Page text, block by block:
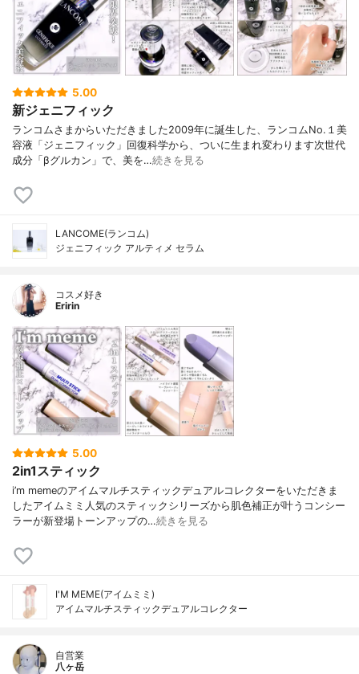
5.00
新ジェニフィック
ランコムさまからいただきました2009年に誕生した、ランコムNo.１美
容液「ジェニフィック」回復科学から、ついに生まれ変わります次世代
成分「βグルカン」で、美を…続きを見る
LANCOME(ランコム)
ジェニフィック アルティメ セラム
コスメ好き
Eririn
5.00
2in1スティック
i’m memeのアイムマルチスティックデュアルコレクターをいただきま
したアイムミミ人気のスティックシリーズから肌色補正が叶うコンシー
ラーが新登場トーンアップの…続きを見る
I'M MEME(アイムミミ)
アイムマルチスティックデュアルコレクター
自営業
八ヶ岳